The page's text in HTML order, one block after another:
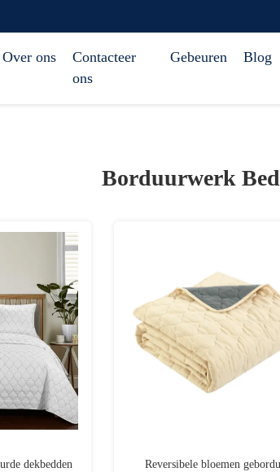
Over ons
Contacteer
ons
Gebeuren Blog
Borduurwerk
dekbedden
Reversibele bloemen